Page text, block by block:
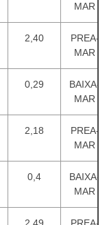
MAR
2,40
PREA-
MAR
0,29
BAIXA-
MAR
2,18
PREA-
MAR
0,4
BAIXA-
MAR